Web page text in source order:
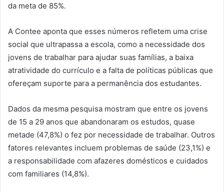
da meta de 85%.
A Contee aponta que esses números refletem uma crise
social que ultrapassa a escola, como a necessidade dos
jovens de trabalhar para ajudar suas famílias, a baixa
atratividade do currículo e a falta de políticas públicas que
ofereçam suporte para a permanência dos estudantes.
Dados da mesma pesquisa mostram que entre os jovens
de 15 a 29 anos que abandonaram os estudos, quase
metade (47,8%) o fez por necessidade de trabalhar. Outros
fatores relevantes incluem problemas de saúde (23,1%) e
a responsabilidade com afazeres domésticos e cuidados
com familiares (14,8%).